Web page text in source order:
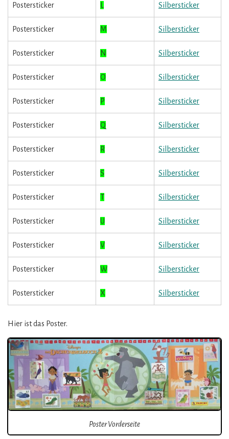
Postersticker Silbersticker
Postersticker M Silbersticker
Postersticker N Silbersticker
Postersticker O Silbersticker
Postersticker P Silbersticker
Postersticker Q Silbersticker
Postersticker R Silbersticker
Postersticker S Silbersticker
Postersticker T Silbersticker
Postersticker U Silbersticker
Postersticker V Silbersticker
Postersticker W Silbersticker
Postersticker X Silbersticker
Hier ist das Poster.
Poster Vorderseite